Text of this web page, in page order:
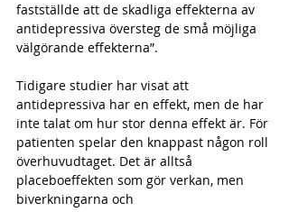
fastställde att de skadliga effekterna av
antidepressiva översteg de små möjliga
välgörande effekterna”.
Tidigare studier har visat att
antidepressiva har en effekt, men de har
inte talat om hur stor denna effekt är. För
patienten spelar den knappast någon roll
överhuvudtaget. Det är alltså
placeboeffekten som gör verkan, men
biverkningarna och